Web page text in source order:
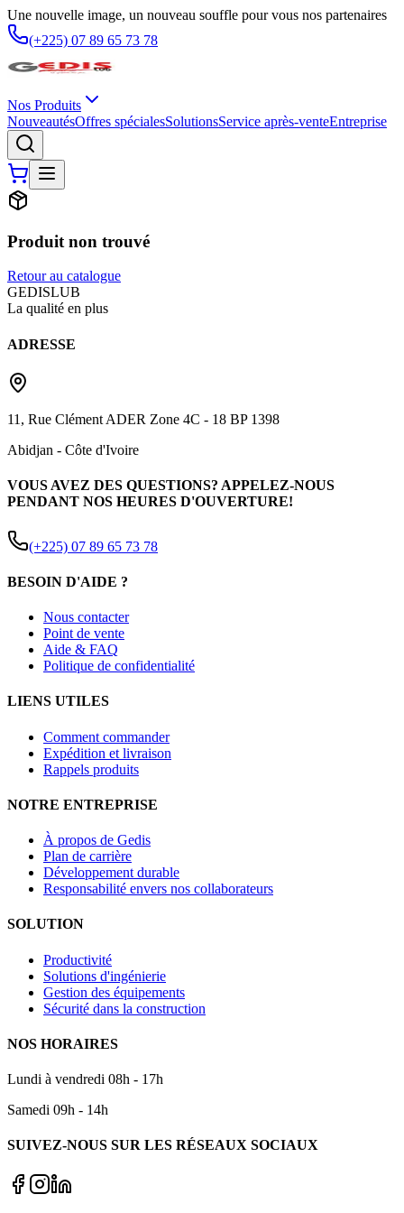
Une nouvelle image, un nouveau souffle pour vous nos partenaires
(+225) 07 89 65 73 78
Nos Produits
NouveautésOffres spécialesSolutionsService après-venteEntreprise
Produit non trouvé
Retour au catalogue
GEDISLUB
La qualité en plus
ADRESSE
11, Rue Clément ADER Zone 4C - 18 BP 1398
Abidjan - Côte d'Ivoire
VOUS AVEZ DES QUESTIONS? APPELEZ-NOUS
PENDANT NOS HEURES D'OUVERTURE!
(+225) 07 89 65 73 78
BESOIN D'AIDE ?
Nous contacter
Point de vente
Aide & FAQ
Politique de confidentialité
LIENS UTILES
Comment commander
Expédition et livraison
Rappels produits
NOTRE ENTREPRISE
À propos de Gedis
Plan de carrière
Développement durable
Responsabilité envers nos collaborateurs
SOLUTION
Productivité
Solutions d'ingénierie
Gestion des équipements
Sécurité dans la construction
NOS HORAIRES
Lundi à vendredi 08h - 17h
Samedi 09h - 14h
SUIVEZ-NOUS SUR LES RÉSEAUX SOCIAUX